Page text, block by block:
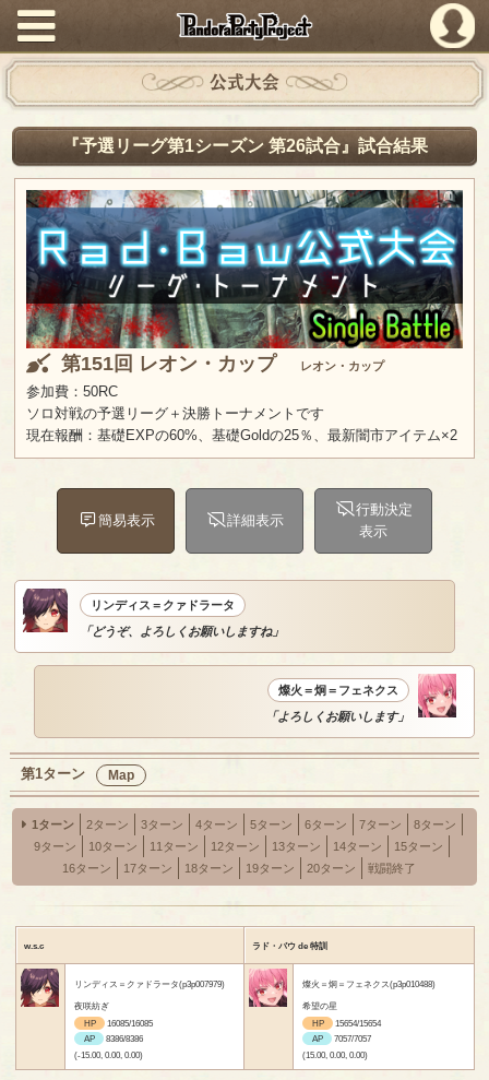
PandoraPartyProject
公式大会
『予選リーグ第1シーズン 第26試合』試合結果
第151回 レオン・カップ レオン・カップ
参加費：50RC
ソロ対戦の予選リーグ＋決勝トーナメントです
現在報酬：基礎EXPの60%、基礎Goldの25％、最新闇市アイテム×2
簡易表示 詳細表示
行動決定
表示
リンディス＝クァドラータ
「どうぞ、よろしくお願いしますね」
燦火＝炯＝フェネクス
「よろしくお願いします」
第1ターン Map
1ターン 2ターン 3ターン 4ターン 5ターン 6ターン 7ターン
8ターン
9ターン
10ターン 11ターン 12ターン 13ターン 14ターン
15ターン
16ターン
17ターン 18ターン 19ターン 20ターン 戦闘終了
w.s.c ラド・バウ de 特訓
リンディス＝クァドラータ(p3p007979)
夜咲紡ぎ
HP
16085/16085
AP
8386/8386
(-15.00, 0.00, 0.00)
燦火＝炯＝フェネクス(p3p010488)
希望の星
HP
15654/15654
AP
7057/7057
(15.00, 0.00, 0.00)